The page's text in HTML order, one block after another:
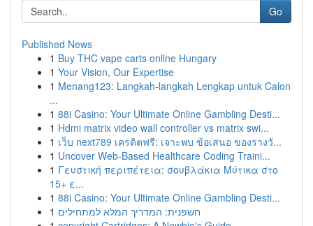
Go
Published News
1 Buy THC vape carts online Hungary
1 Your Vision, Our Expertise
1 Menang123: Langkah-langkah Lengkap untuk Calon
...
1 88i Casino: Your Ultimate Online Gambling Desti...
1 Hdmi matrix video wall controller vs matrix swi...
1 เว็บ next789 เครดิตฟรี: เจาะพบ ข้อเสนอ ของรางวั...
1 Uncover Web-Based Healthcare Coding Traini...
1 Γευστική περιπέτεια: σουβλάκια Μύτικα στο
15+ ε...
1 88i Casino: Your Ultimate Online Gambling Desti...
1 חשפנית: המדריך המלא למתחילים